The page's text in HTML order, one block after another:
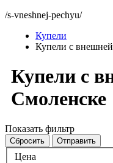
/s-vneshnej-pechyu/
Купели
Купели с
Купели с
Смоленске
Показать фильтр
Сбросить Отправить
Цена